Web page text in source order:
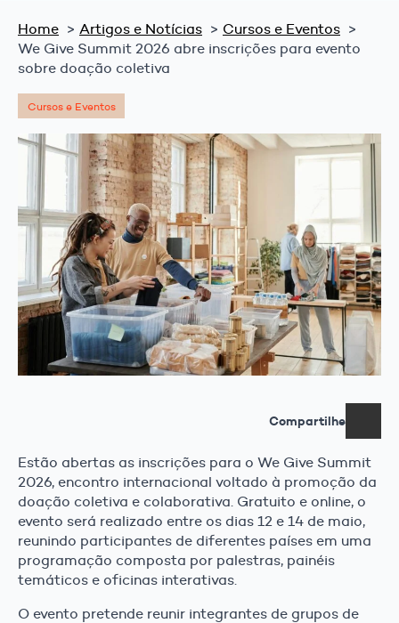
Home Artigos e Notícias
Cursos e Eventos
We Give Summit 2026 abre inscrições para evento
sobre doação coletiva
Cursos e Eventos
Compartilhe
Estão abertas as inscrições para o We Give Summit
2026, encontro internacional voltado à promoção da
doação coletiva e colaborativa. Gratuito e online, o
evento será realizado entre os dias 12 e 14 de maio,
reunindo participantes de diferentes países em uma
programação composta por palestras, painéis
temáticos e oficinas interativas.
O evento pretende reunir integrantes de grupos de